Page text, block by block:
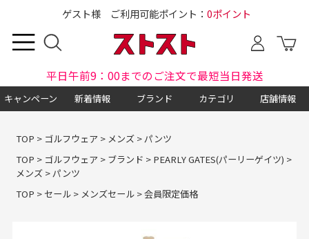
ゲスト様 ご利用可能ポイント： 0ポイント
平日午前9：00までのご注文で最短当日発送
キャンペーン 新着情報 ブランド カテゴリ 店舗情報
TOP > ゴルフウェア > メンズ>パンツ
TOP > ゴルフウェア > ブランド > PEARLY GATES(パーリーゲイツ) >
メンズ>パンツ
TOP > セール> メンズセール>会員限定価格